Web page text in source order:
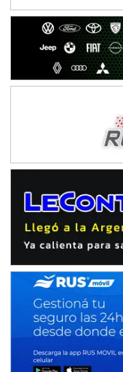
Avellaneda (Santa Fe)
SUR SANTAFESINO - F4
José Samuel Sánchez
Rufino (Santa Fe)